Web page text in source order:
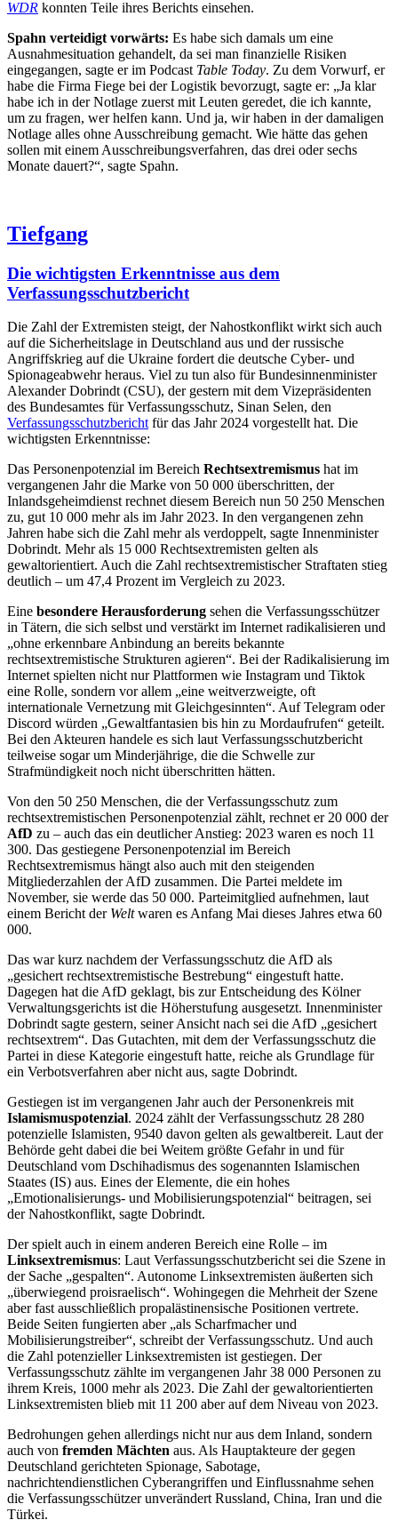
WDR konnten Teile ihres Berichts einsehen.
Spahn verteidigt vorwärts: Es habe sich damals um eine
Ausnahmesituation gehandelt, da sei man finanzielle Risiken
eingegangen, sagte er im Podcast Table Today. Zu dem Vorwurf, er
habe die Firma Fiege bei der Logistik bevorzugt, sagte er: „Ja klar
habe ich in der Notlage zuerst mit Leuten geredet, die ich kannte,
um zu fragen, wer helfen kann. Und ja, wir haben in der damaligen
Notlage alles ohne Ausschreibung gemacht. Wie hätte das gehen
sollen mit einem Ausschreibungsverfahren, das drei oder sechs
Monate dauert?“, sagte Spahn.
Tiefgang
Die wichtigsten Erkenntnisse aus dem
Verfassungsschutzbericht
Die Zahl der Extremisten steigt, der Nahostkonflikt wirkt sich auch
auf die Sicherheitslage in Deutschland aus und der russische
Angriffskrieg auf die Ukraine fordert die deutsche Cyber- und
Spionageabwehr heraus. Viel zu tun also für Bundesinnenminister
Alexander Dobrindt (CSU), der gestern mit dem Vizepräsidenten
des Bundesamtes für Verfassungsschutz, Sinan Selen, den
Verfassungsschutzberichtfür das Jahr 2024 vorgestellt hat. Die
wichtigsten Erkenntnisse:
Das Personenpotenzial im Bereich Rechtsextremismus hat im
vergangenen Jahr die Marke von 50 000 überschritten, der
Inlandsgeheimdienst rechnet diesem Bereich nun 50 250 Menschen
zu, gut 10 000 mehr als im Jahr 2023. In den vergangenen zehn
Jahren habe sich die Zahl mehr als verdoppelt, sagte Innenminister
Dobrindt. Mehr als 15 000 Rechtsextremisten gelten als
gewaltorientiert. Auch die Zahl rechtsextremistischer Straftaten stieg
deutlich – um 47,4 Prozent im Vergleich zu 2023.
Eine besondere Herausforderung sehen die Verfassungsschützer
in Tätern, die sich selbst und verstärkt im Internet radikalisieren und
„ohne erkennbare Anbindung an bereits bekannte
rechtsextremistische Strukturen agieren“. Bei der Radikalisierung im
Internet spielten nicht nur Plattformen wie Instagram und Tiktok
eine Rolle, sondern vor allem „eine weitverzweigte, oft
internationale Vernetzung mit Gleichgesinnten“. Auf Telegram oder
Discord würden „Gewaltfantasien bis hin zu Mordaufrufen“ geteilt.
Bei den Akteuren handele es sich laut Verfassungsschutzbericht
teilweise sogar um Minderjährige, die die Schwelle zur
Strafmündigkeit noch nicht überschritten hätten.
Von den 50 250 Menschen, die der Verfassungsschutz zum
rechtsextremistischen Personenpotenzial zählt, rechnet er 20 000 der
AfD zu – auch das ein deutlicher Anstieg: 2023 waren es noch 11
300. Das gestiegene Personenpotenzial im Bereich
Rechtsextremismus hängt also auch mit den steigenden
Mitgliederzahlen der AfD zusammen. Die Partei meldete im
November, sie werde das 50 000. Parteimitglied aufnehmen, laut
einem Bericht der Weltwaren es Anfang Mai dieses Jahres etwa 60
000.
Das war kurz nachdem der Verfassungsschutz die AfD als
„gesichert rechtsextremistische Bestrebung“ eingestuft hatte.
Dagegen hat die AfD geklagt, bis zur Entscheidung des Kölner
Verwaltungsgerichts ist die Höherstufung ausgesetzt. Innenminister
Dobrindt sagte gestern, seiner Ansicht nach sei die AfD „gesichert
rechtsextrem“. Das Gutachten, mit dem der Verfassungsschutz die
Partei in diese Kategorie eingestuft hatte, reiche als Grundlage für
ein Verbotsverfahren aber nicht aus, sagte Dobrindt.
Gestiegen ist im vergangenen Jahr auch der Personenkreis mit
Islamismuspotenzial. 2024 zählt der Verfassungsschutz 28 280
potenzielle Islamisten, 9540 davon gelten als gewaltbereit. Laut der
Behörde geht dabei die bei Weitem größte Gefahr in und für
Deutschland vom Dschihadismus des sogenannten Islamischen
Staates (IS) aus. Eines der Elemente, die ein hohes
„Emotionalisierungs- und Mobilisierungspotenzial“ beitragen, sei
der Nahostkonflikt, sagte Dobrindt.
Der spielt auch in einem anderen Bereich eine Rolle – im
Linksextremismus: Laut Verfassungsschutzbericht sei die Szene in
der Sache „gespalten“. Autonome Linksextremisten äußerten sich
„überwiegend proisraelisch“. Wohingegen die Mehrheit der Szene
aber fast ausschließlich propalästinensische Positionen vertrete.
Beide Seiten fungierten aber „als Scharfmacher und
Mobilisierungstreiber“, schreibt der Verfassungsschutz. Und auch
die Zahl potenzieller Linksextremisten ist gestiegen. Der
Verfassungsschutz zählte im vergangenen Jahr 38 000 Personen zu
ihrem Kreis, 1000 mehr als 2023. Die Zahl der gewaltorientierten
Linksextremisten blieb mit 11 200 aber auf dem Niveau von 2023.
Bedrohungen gehen allerdings nicht nur aus dem Inland, sondern
auch von fremden Mächten aus. Als Hauptakteure der gegen
Deutschland gerichteten Spionage, Sabotage,
nachrichtendienstlichen Cyberangriffen und Einflussnahme sehen
die Verfassungsschützer unverändert Russland, China, Iran und die
Türkei.